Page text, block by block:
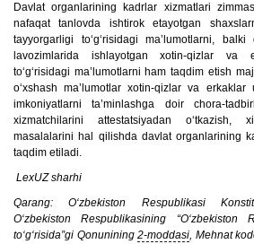
Davlat organlarining kadrlar xizmatlari
nafaqat tanlovda ishtirok etayotgan
tayyorgarligi to‘g‘risidagi ma’lumotlarni,
lavozimlarida ishlayotgan xotin-qizlar va
to‘g‘risidagi ma’lumotlarni ham taqdim etish
o‘xshash ma’lumotlar xotin-qizlar va
imkoniyatlarni ta’minlashga doir chora-
xizmatchilarini attestatsiyadan o‘tkazish,
masalalarini hal qilishda davlat organlarining
taqdim etiladi.
LexUZ sharhi
Qarang: O‘zbekiston Respublikasi
O‘zbekiston Respublikasining “O‘zbekiston
to‘g‘risida”gi Qonunining 2-moddasi, Mehnat